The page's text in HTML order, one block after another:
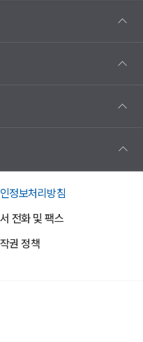
정보처리방침
전화 및 팩스
권 정책